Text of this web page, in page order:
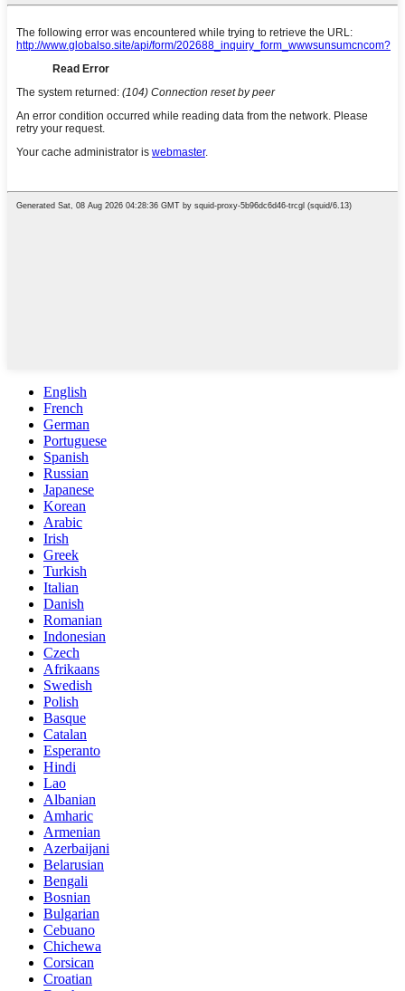
English
French
German
Portuguese
Spanish
Russian
Japanese
Korean
Arabic
Irish
Greek
Turkish
Italian
Danish
Romanian
Indonesian
Czech
Afrikaans
Swedish
Polish
Basque
Catalan
Esperanto
Hindi
Lao
Albanian
Amharic
Armenian
Azerbaijani
Belarusian
Bengali
Bosnian
Bulgarian
Cebuano
Chichewa
Corsican
Croatian